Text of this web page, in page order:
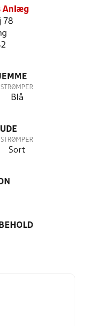
Anlæg
78
STRØMPER
Blå
STRØMPER
Sort